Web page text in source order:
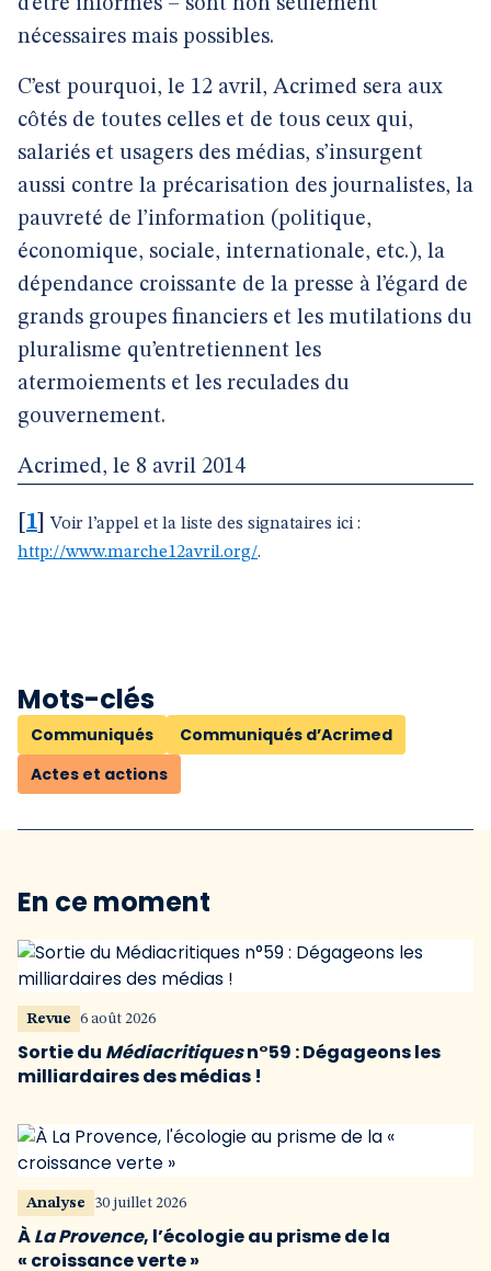
d’être informés – sont non seulement
nécessaires mais possibles.
C’est pourquoi, le 12 avril, Acrimed sera aux
côtés de toutes celles et de tous ceux qui,
salariés et usagers des médias, s’insurgent
aussi contre la précarisation des journalistes, la
pauvreté de l’information (politique,
économique, sociale, internationale, etc.), la
dépendance croissante de la presse à l’égard de
grands groupes financiers et les mutilations du
pluralisme qu’entretiennent les
atermoiements et les reculades du
gouvernement.
Acrimed, le 8 avril 2014
1 ]Voir l’appel et la liste des signataires ici :
http://www.marche12avril.org/.
Mots-clés
Communiqués
Communiqués d’Acrimed
Actes et actions
En ce moment
Revue 6 août 2026
Sortie du Médiacritiquesn°59 : Dégageons les
milliardaires des médias !
Analyse 30 juillet 2026
ÀLa Provence, l’écologie au prisme de la
« croissance verte »